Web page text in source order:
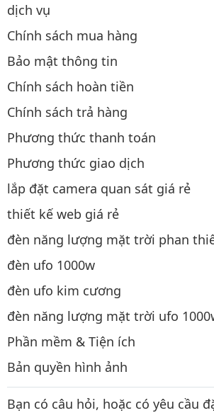
dịch vụ
Chính sách mua hàng
Bảo mật thông tin
Chính sách hoàn tiền
Chính sách trả hàng
Phương thức thanh toán
Phương thức giao dịch
lắp đặt camera quan sát giá rẻ
thiết kế web giá rẻ
đèn năng lượng mặt trời phan
đèn ufo 1000w
đèn ufo kim cương
đèn năng lượng mặt trời ufo
Phần mềm & Tiện ích
Bản quyền hình ảnh
Bạn có câu hỏi, hoặc có yêu cầu